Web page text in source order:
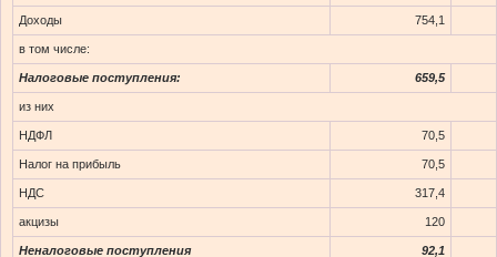
Доходы 754,1
в том числе:
Налоговые поступления: 659,5
из них
НДФЛ 70,5
Налог на прибыль 70,5
НДС 317,4
акцизы 120
Неналоговые поступления 92,1